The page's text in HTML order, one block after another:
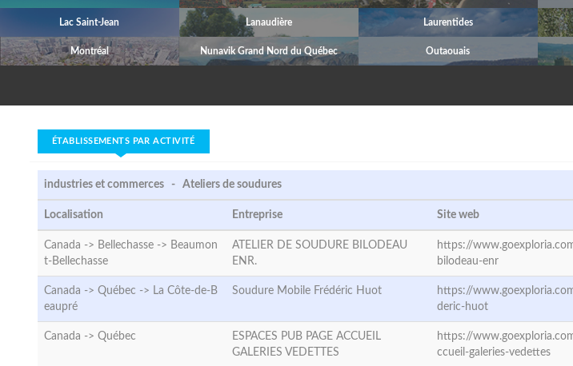
Lac Saint-Jean Lanaudière Laurentides
Montréal Nunavik Grand Nord du Québec Outaouais
ÉTABLISSEMENTS PAR ACTIVITÉ
industries et commerces - Ateliers de soudures
Localisation Entreprise Site web
Canada -> Bellechasse -> Beaumon
t-Bellechasse
ATELIER DE SOUDURE BILODEAU
ENR.
https://
bilodeau-enr
Canada -> Québec -> La Côte-de-B
eaupré
Soudure Mobile Frédéric Huot
https://
deric-huot
Canada -> Québec
ESPACES PUB PAGE ACCUEIL
GALERIES VEDETTES
https://
ccueil-galeries-vedettes